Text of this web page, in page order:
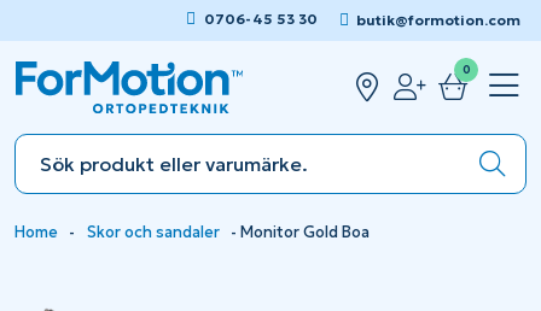
0706-45 53 30 butik@formotion.com
0
Home - Skor och sandaler - Monitor Gold Boa